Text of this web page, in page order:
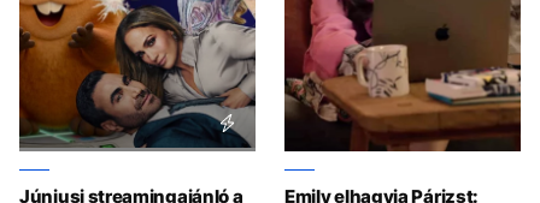
Júniusi streamingajánló a
Emily elhagyja Párizst: